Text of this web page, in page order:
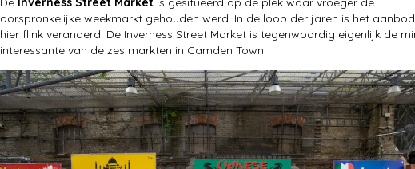
oorspronkelijke weekmarkt gehouden werd. In de loop der jaren is het aanbod
hier flink veranderd. De Inverness Street Market is tegenwoordig eigenlijk de
interessante van de zes markten in Camden Town.